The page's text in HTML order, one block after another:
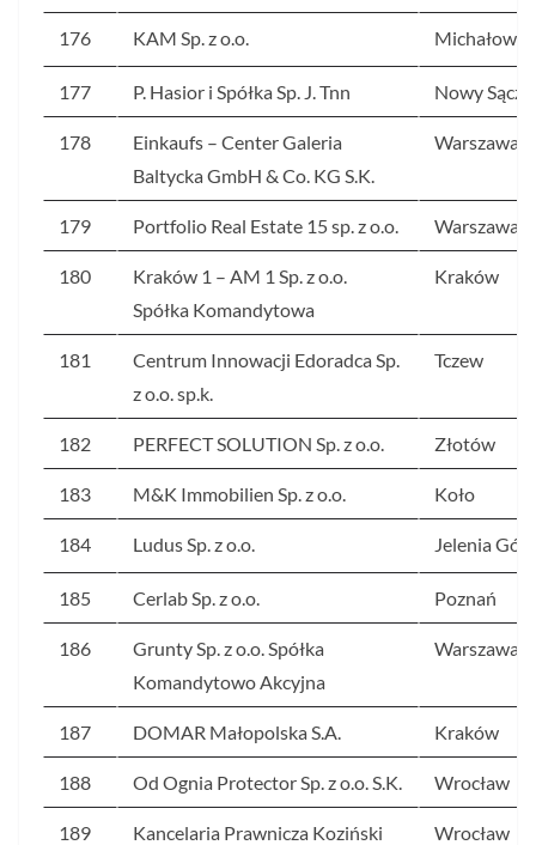
176 KAM Sp. z o.o.
177 P. Hasior i Spółka Sp. J. Tnn Nowy Sącz
178
Einkaufs – Center Galeria
Baltycka GmbH & Co. KG S.K.
Warszawa
179 Portfolio Real Estate 15 sp. z o.o. Warszawa
180
Kraków 1 – AM 1 Sp. z o.o.
Spółka Komandytowa
Kraków
181
Centrum Innowacji Edoradca Sp.
z o.o. sp.k.
Tczew
182 PERFECT SOLUTION Sp. z o.o. Złotów
183 M&K Immobilien Sp. z o.o. Koło
184 Ludus Sp. z o.o. Jelenia Góra
185 Cerlab Sp. z o.o. Poznań
186
Grunty Sp. z o.o. Spółka
Komandytowo Akcyjna
Warszawa
187 DOMAR Małopolska S.A. Kraków
188 Od Ognia Protector Sp. z o.o. S.K. Wrocław
189
Kancelaria Prawnicza Koziński
Wrocław